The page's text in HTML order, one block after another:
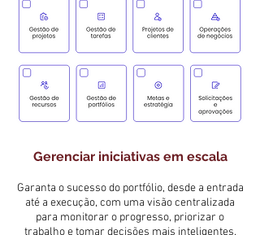
Gerenciar iniciativas em escala
Garanta o sucesso do portfólio, desde a entrada
até a execução, com uma visão centralizada
para monitorar o progresso, priorizar o